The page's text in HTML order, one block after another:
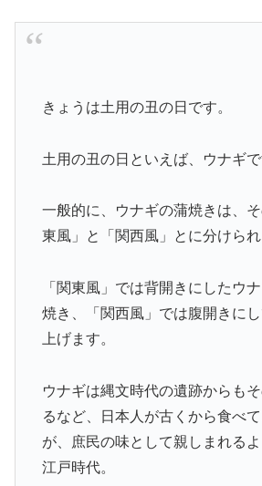
きょうは土用の丑の日です。
土用の丑の日といえば、ウナギで
一般的に、ウナギの蒲焼きは、
東風」と「関西風」とに分けられ
「関東風」では背開きにしたウ
焼き、「関西風」では腹開きに
上げます。
ウナギは縄文時代の遺跡からも
るなど、日本人が古くから食べ
が、庶民の味として親しまれる
江戸時代。